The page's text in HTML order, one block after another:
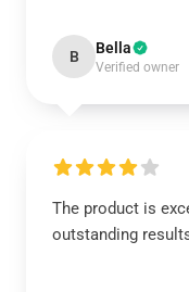
B Bella
Verified owner
The product is
outstanding